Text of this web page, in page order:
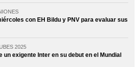
con EH Bildu y PNV para evaluar sus
2025
un exigente Inter en su debut en el Mundial